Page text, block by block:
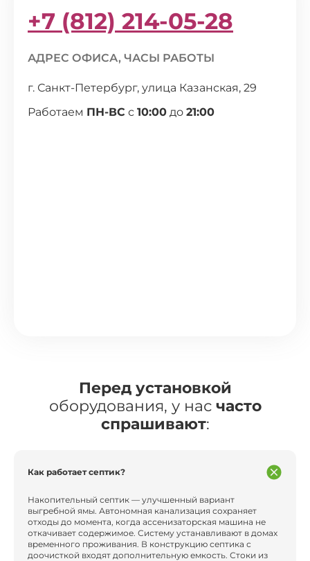
+7 (812) 214-05-28
АДРЕС ОФИСА, ЧАСЫ РАБОТЫ
г. Санкт-Петербург, улица Казанская, 29
Работаем ПН-ВС с 10:00 до 21:00
Перед установкой
оборудования, у нас часто
спрашивают:
Как работает септик?
Накопительный септик — улучшенный вариант
выгребной ямы. Автономная канализация сохраняет
отходы до момента, когда ассенизаторская машина не
откачивает содержимое. Систему устанавливают в домах
временного проживания. В конструкцию септика с
доочисткой входят дополнительную емкость. Стоки из